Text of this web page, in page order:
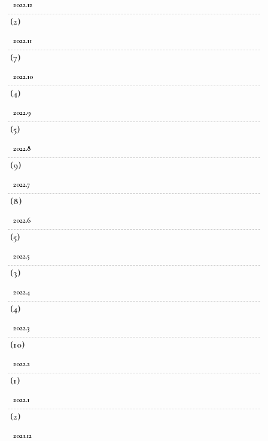
2022.12
(2)
2022.11
(7)
2022.10
(4)
2022.9
(5)
2022.8
(9)
2022.7
(8)
2022.6
(5)
2022.5
(3)
2022.4
(4)
2022.3
(10)
2022.2
(1)
2022.1
(2)
2021.12